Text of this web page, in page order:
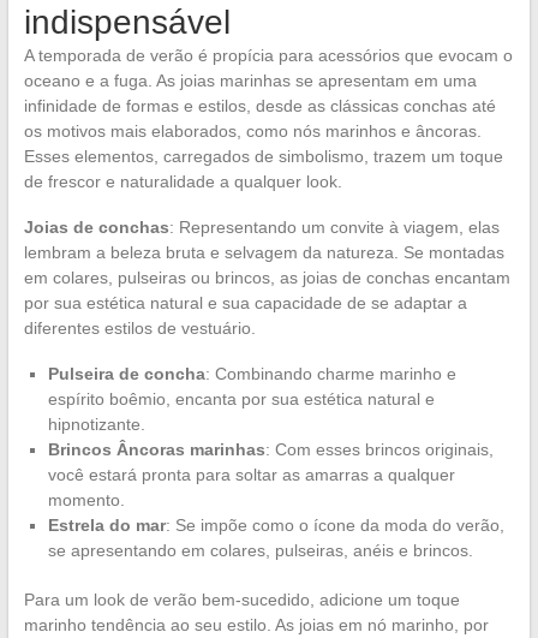
indispensável
A temporada de verão é propícia para acessórios que evocam o
oceano e a fuga. As joias marinhas se apresentam em uma
infinidade de formas e estilos, desde as clássicas conchas até
os motivos mais elaborados, como nós marinhos e âncoras.
Esses elementos, carregados de simbolismo, trazem um toque
de frescor e naturalidade a qualquer look.
Joias de conchas: Representando um convite à viagem, elas
lembram a beleza bruta e selvagem da natureza. Se montadas
em colares, pulseiras ou brincos, as joias de conchas encantam
por sua estética natural e sua capacidade de se adaptar a
diferentes estilos de vestuário.
Pulseira de concha: Combinando charme marinho e
espírito boêmio, encanta por sua estética natural e
hipnotizante.
Brincos Âncoras marinhas: Com esses brincos originais,
você estará pronta para soltar as amarras a qualquer
momento.
Estrela do mar: Se impõe como o ícone da moda do verão,
se apresentando em colares, pulseiras, anéis e brincos.
Para um look de verão bem-sucedido, adicione um toque
marinho tendência ao seu estilo. As joias em nó marinho, por